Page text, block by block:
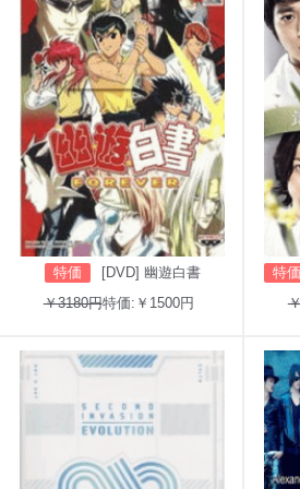
特価
[DVD] 幽遊白書
￥3180円特価:￥1500円
特価